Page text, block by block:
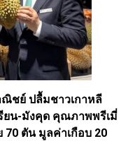
ชย์ ปลื้มชาวเกาหลี
ยน-มังคุด คุณภาพพรีเมี่
70 ตัน มูลค่าเกือบ 20